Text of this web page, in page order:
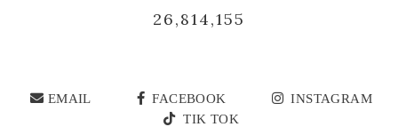
26,814,155
EMAIL FACEBOOK
INSTAGRAM
TIK TOK